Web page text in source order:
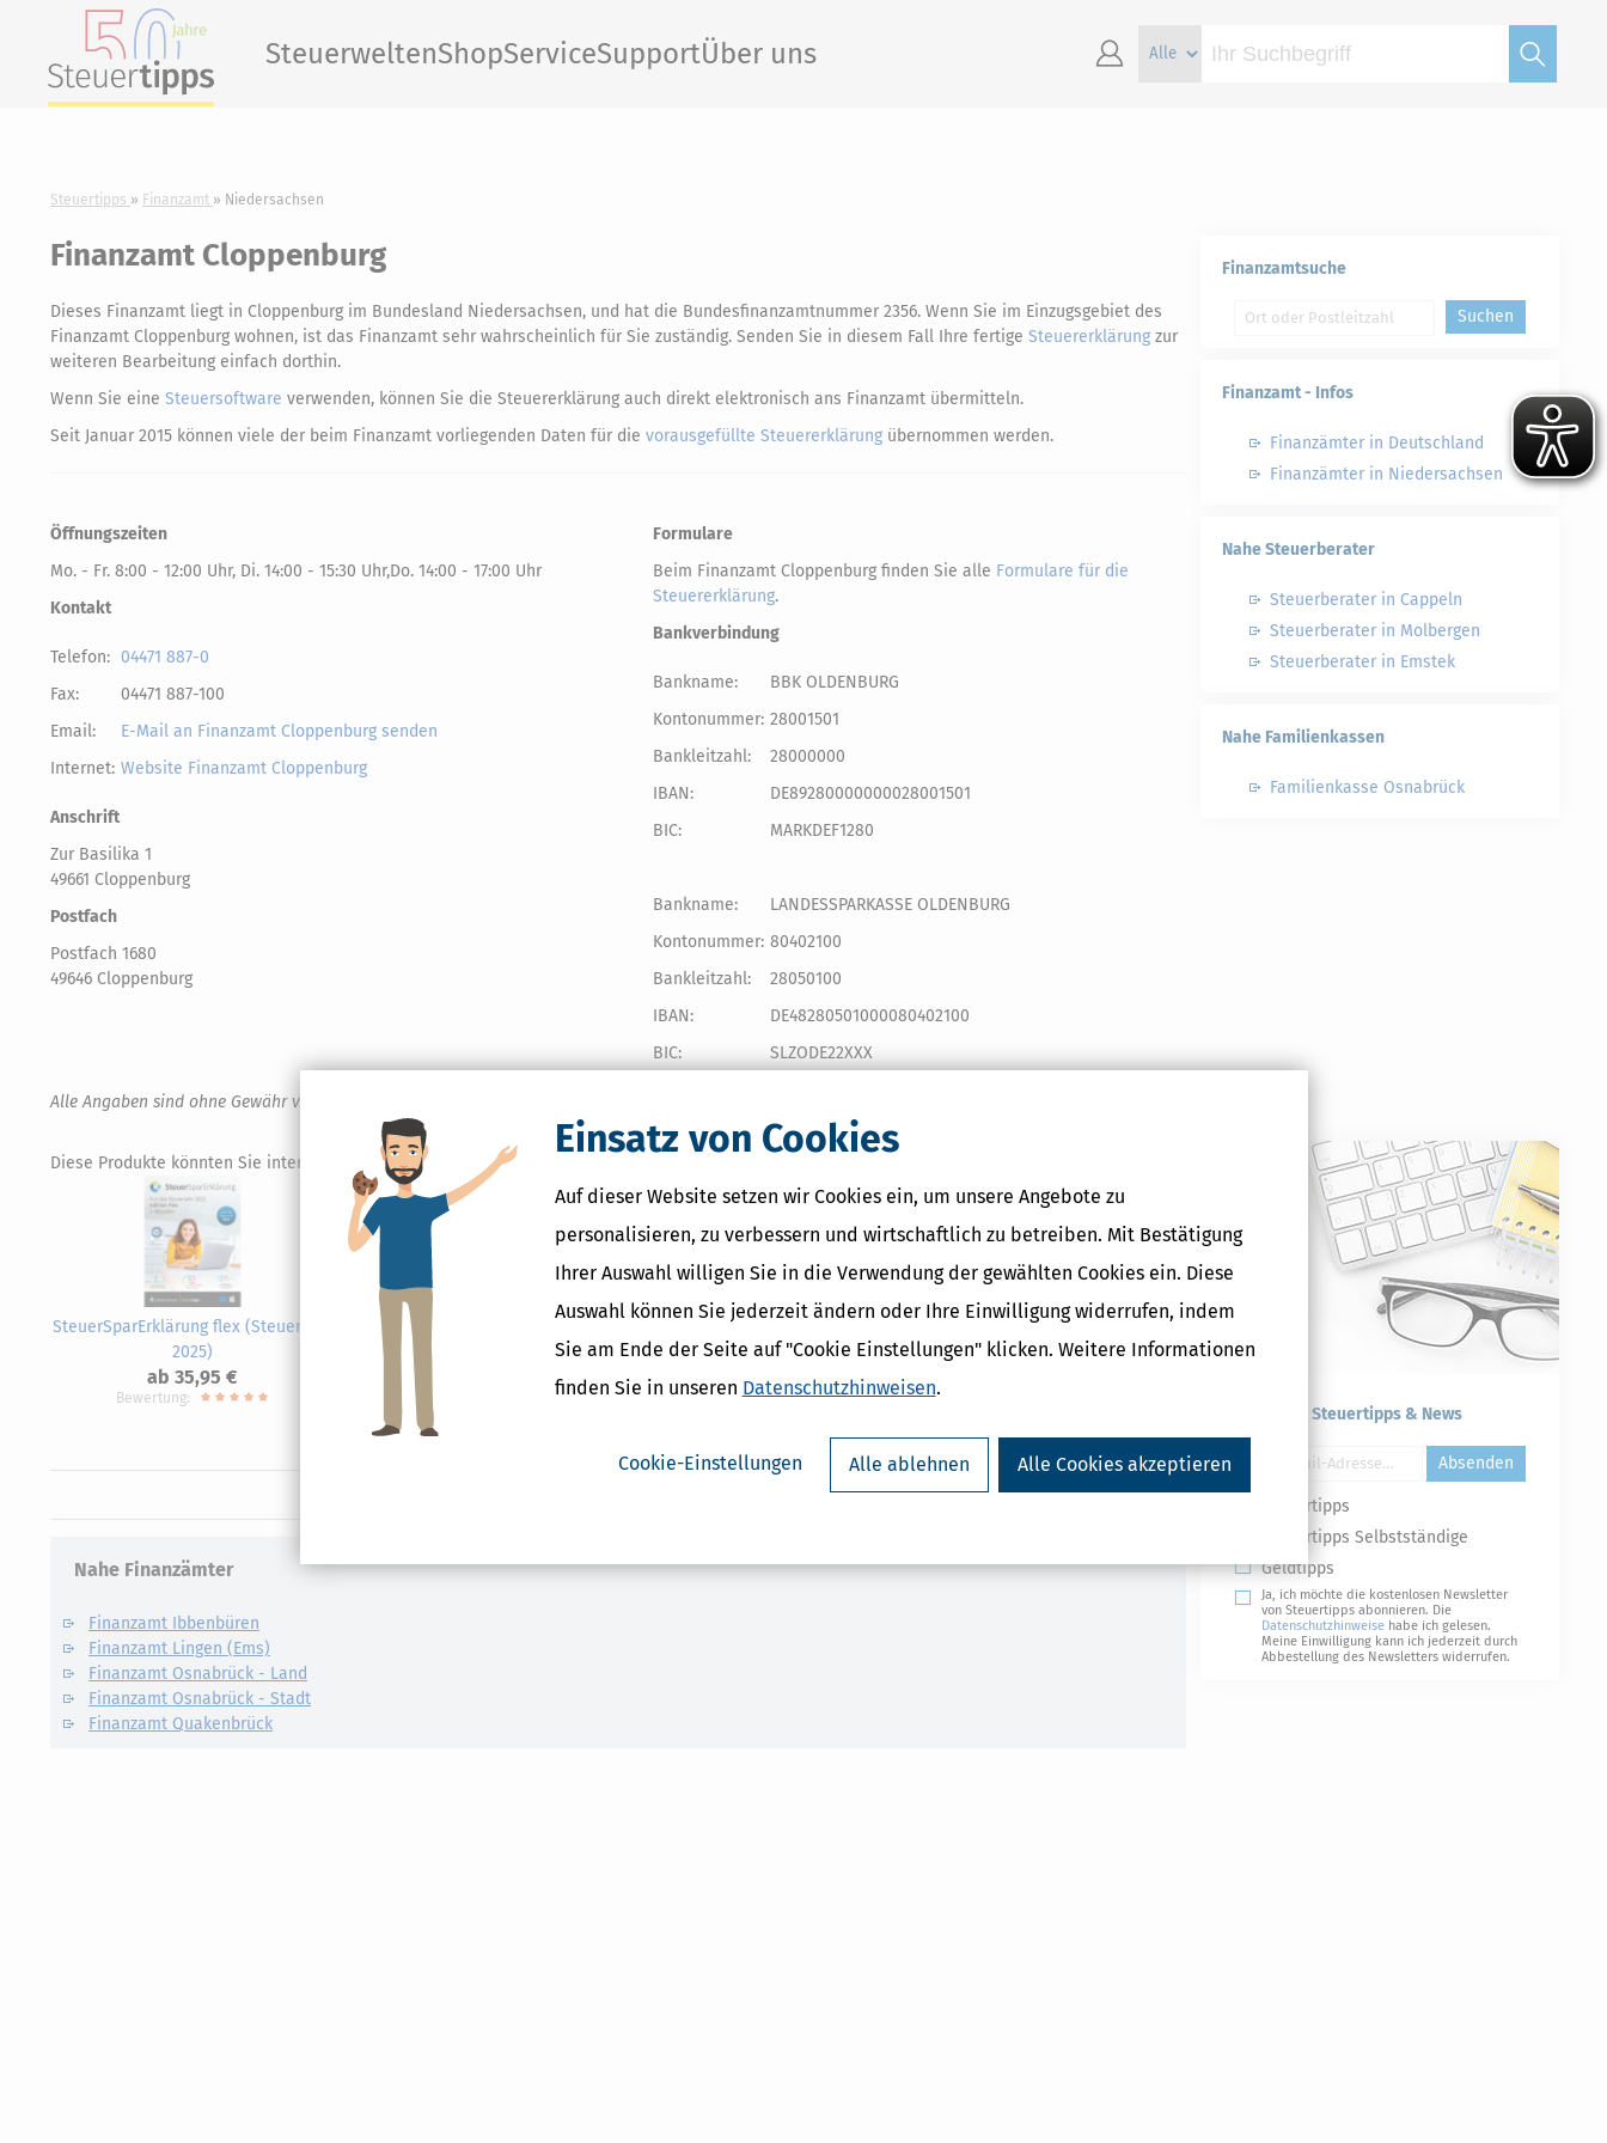
Einsatz von Cookies
Auf dieser Website setzen wir Cookies ein, um unsere Angebote zu
personalisieren, zu verbessern und wirtschaftlich zu betreiben. Mit Bestätigung
Ihrer Auswahl willigen Sie in die Verwendung der gewählten Cookies ein. Diese
Auswahl können Sie jederzeit ändern oder Ihre Einwilligung widerrufen, indem
Sie am Ende der Seite auf "Cookie Einstellungen" klicken. Weitere Informationen
finden Sie in unseren Datenschutzhinweisen.
Cookie-Einstellungen Alle ablehnen Alle Cookies akzeptieren
SteuerweltenShopServiceSupportÜber uns
Steuertipps Finanzamt Niedersachsen
Finanzamt Cloppenburg
Dieses Finanzamt liegt in Cloppenburg im Bundesland Niedersachsen, und hat die Bundesfinanzamtnummer 2356. Wenn Sie im Einzugsgebiet des
Finanzamt Cloppenburg wohnen, ist das Finanzamt sehr wahrscheinlich für Sie zuständig. Senden Sie in diesem Fall Ihre fertige Steuererklärung zur
weiteren Bearbeitung einfach dorthin.
Wenn Sie eine Steuersoftware verwenden, können Sie die Steuererklärung auch direkt elektronisch ans Finanzamt übermitteln.
Seit Januar 2015 können viele der beim Finanzamt vorliegenden Daten für die vorausgefüllte Steuererklärung übernommen werden.
Öffnungszeiten
Mo. - Fr. 8:00 - 12:00 Uhr, Di. 14:00 - 15:30 Uhr,Do. 14:00 - 17:00 Uhr
Kontakt
Telefon: 04471 887-0
Fax:
04471 887-100
Email:
E-Mail an Finanzamt Cloppenburg senden
Internet: Website Finanzamt Cloppenburg
Anschrift
Zur Basilika 1
49661 Cloppenburg
Postfach
Postfach 1680
49646 Cloppenburg
Formulare
Beim Finanzamt Cloppenburg finden Sie alle Formulare für die
Steuererklärung.
Bankverbindung
Bankname:
BBK OLDENBURG
Kontonummer: 28001501
Bankleitzahl:
28000000
IBAN:
DE89280000000028001501
BIC:
MARKDEF1280
Bankname:
LANDESSPARKASSE OLDENBURG
Kontonummer: 80402100
Bankleitzahl:
28050100
IBAN:
DE48280501000080402100
BIC:
SLZODE22XXX
Alle Angaben sind ohne Gewähr von Richtigkeit und Vollständigkeit.
Diese Produkte könnten Sie interessieren.
SteuerSparErklärung flex (Steuerjahr
2025)
ab 35,95 €
Bewertung:
SteuerSparErklärung plus (Steuerjahr
2025) - gewerbliche Lizenz
ab 289,95 €
SteuerSparErklärung (Steuerjahr
2025)
Nahe Finanzämter
Finanzamt Ibbenbüren
Finanzamt Lingen (Ems)
Finanzamt Osnabrück - Land
Finanzamt Osnabrück - Stadt
Finanzamt Quakenbrück
Finanzamtsuche
Suchen
Finanzamt - Infos
Finanzämter in Deutschland
Finanzämter in Niedersachsen
Nahe Steuerberater
Steuerberater in Cappeln
Steuerberater in Molbergen
Steuerberater in Emstek
Nahe Familienkassen
Familienkasse Osnabrück
Kostenlose Steuertipps & News
Absenden
Steuertipps
Steuertipps Selbstständige
Geldtipps
Ja, ich möchte die kostenlosen Newsletter
von Steuertipps abonnieren. Die
Datenschutzhinweise habe ich gelesen.
Meine Einwilligung kann ich jederzeit durch
Abbestellung des Newsletters widerrufen.